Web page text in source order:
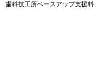
歯科技工所ベースアップ支援料